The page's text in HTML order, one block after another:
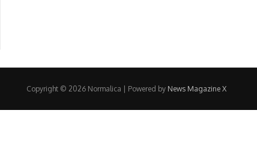
Copyright © 2026 Normalica | Powered by News Magazine X